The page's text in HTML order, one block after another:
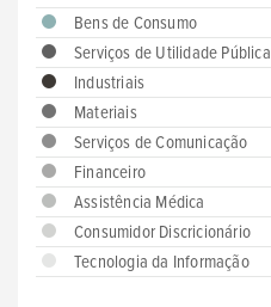
Bens de Consumo
Serviços de Utilidade Pública
Industriais
Materiais
Serviços de Comunicação
Financeiro
Assistência Médica
Consumidor Discricionário
Tecnologia da Informação